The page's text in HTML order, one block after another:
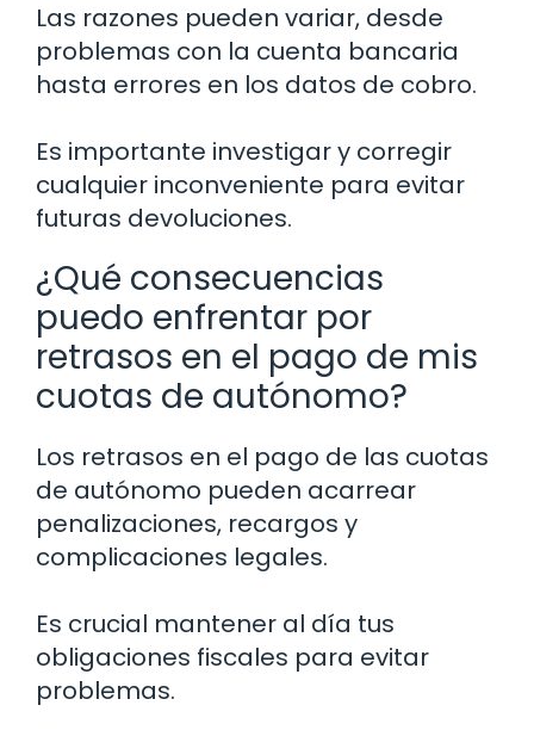
Las razones pueden variar, desde
problemas con la cuenta bancaria
hasta errores en los datos de cobro.
Es importante investigar y corregir
cualquier inconveniente para evitar
futuras devoluciones.
¿Qué consecuencias
puedo enfrentar por
retrasos en el pago de mis
cuotas de autónomo?
Los retrasos en el pago de las cuotas
de autónomo pueden acarrear
penalizaciones, recargos y
complicaciones legales.
Es crucial mantener al día tus
obligaciones fiscales para evitar
problemas.